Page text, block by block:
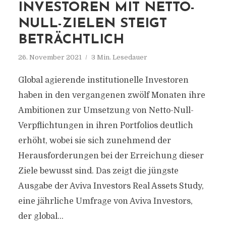
INVESTOREN MIT NETTO-
NULL-ZIELEN STEIGT
BETRÄCHTLICH
26. November 2021 3 Min. Lesedauer
Global agierende institutionelle Investoren
haben in den vergangenen zwölf Monaten ihre
Ambitionen zur Umsetzung von Netto-Null-
Verpflichtungen in ihren Portfolios deutlich
erhöht, wobei sie sich zunehmend der
Herausforderungen bei der Erreichung dieser
Ziele bewusst sind. Das zeigt die jüngste
Ausgabe der Aviva Investors Real Assets Study,
eine jährliche Umfrage von Aviva Investors,
der global...